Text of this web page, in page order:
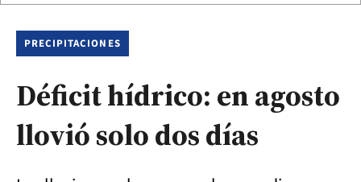
PRECIPITACIONES
Déficit hídrico: en agosto
llovió solo dos días